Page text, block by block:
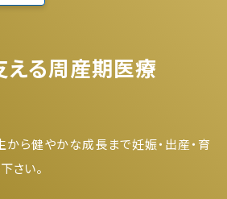
える周産期医療
から健やかな成長まで妊娠・出産・育
さい。